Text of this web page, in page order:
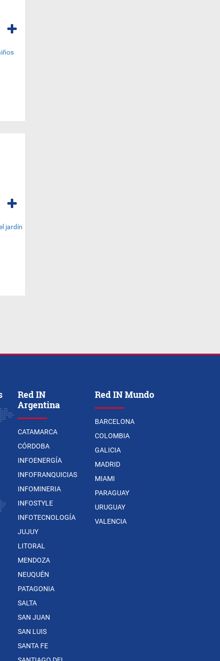
Red IN
Argentina
CATAMARCA
CÓRDOBA
INFOENERGÍA
INFOFRANQUICIAS
INFOMINERIA
INFOSTYLE
INFOTECNOLOGÍA
JUJUY
LITORAL
MENDOZA
NEUQUÉN
PATAGONIA
SALTA
SAN JUAN
SAN LUIS
SANTA FE
Red IN Mundo
BARCELONA
COLOMBIA
GALICIA
MADRID
MIAMI
PARAGUAY
URUGUAY
VALENCIA